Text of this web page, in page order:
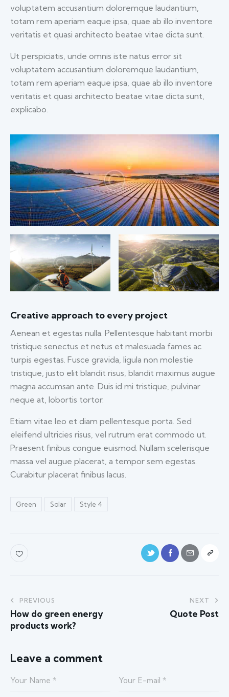
voluptatem accusantium doloremque laudantium,
totam rem aperiam eaque ipsa, quae ab illo inventore
veritatis et quasi architecto beatae vitae dicta sunt.
Ut perspiciatis, unde omnis iste natus error sit
voluptatem accusantium doloremque laudantium,
totam rem aperiam eaque ipsa, quae ab illo inventore
veritatis et quasi architecto beatae vitae dicta sunt,
explicabo.
Creative approach to every project
Aenean et egestas nulla. Pellentesque habitant morbi
tristique senectus et netus et malesuada fames ac
turpis egestas. Fusce gravida, ligula non molestie
tristique, justo elit blandit risus, blandit maximus augue
magna accumsan ante. Duis id mi tristique, pulvinar
neque at, lobortis tortor.
Etiam vitae leo et diam pellentesque porta. Sed
eleifend ultricies risus, vel rutrum erat commodo ut.
Praesent finibus congue euismod. Nullam scelerisque
massa vel augue placerat, a tempor sem egestas.
Curabitur placerat finibus lacus.
Green Solar Style 4
PREVIOUS
How do green energy
products work?
NEXT
Quote Post
Leave a comment